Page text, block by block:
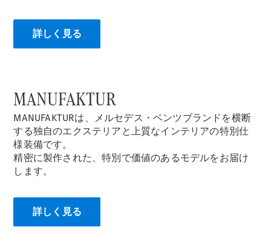
All Coupé
CLE Coupé
Mercedes-
AMG GT 4-
Door-Coupé
Mercedes-
AMG GT
4-Door-
Coupé
試乗リクエ
スト
詳しく見る
MANUFAKTUR
MANUFAKTURは、メルセデス・ベンツブランドを横断
する独自のエクステリアと上質なインテリアの特別仕
様装備です。
精密に製作された、特別で価値のあるモデルをお届け
します。
詳しく見る